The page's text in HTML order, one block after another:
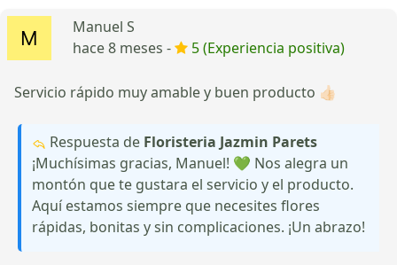
Manuel S
hace 8 meses -
5 (Experiencia positiva)
Servicio rápido muy amable y buen producto 👍🏻
Respuesta de Floristeria Jazmin Parets
¡Muchísimas gracias, Manuel! 💚 Nos alegra un
montón que te gustara el servicio y el producto.
Aquí estamos siempre que necesites flores
rápidas, bonitas y sin complicaciones. ¡Un abrazo!